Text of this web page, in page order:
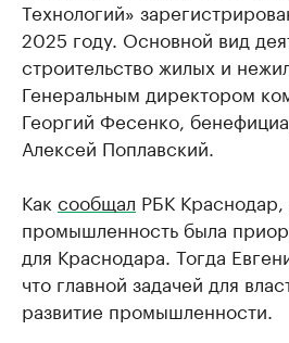
Технологий»
2025 году. Основной вид
строительство жилых и
Генеральным директором
Георгий Фесенко,
Алексей Поплавский.
Как сообщал РБК
промышленность была
для Краснодара. Тогда
что главной задачей для
развитие промышленности.